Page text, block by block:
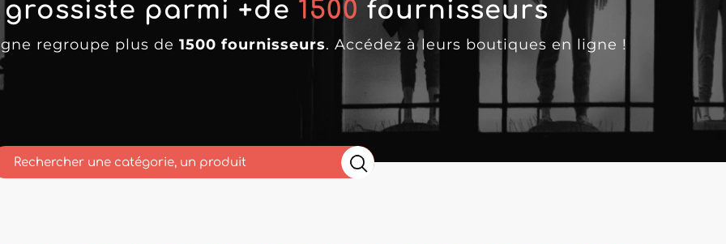
parmi +de 1500 fournisseurs
regroupe plus de 1500 fournisseurs. Accédez à leurs boutiques en ligne !